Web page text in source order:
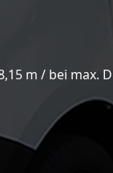
m / bei max.